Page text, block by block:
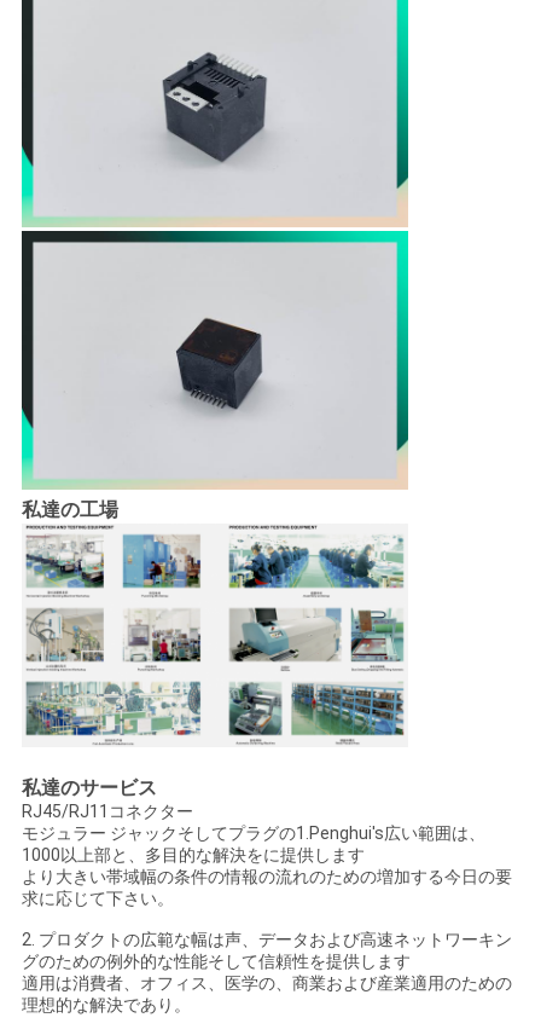
私達の工場
私達のサービス
RJ45/RJ11コネクター
モジュラー ジャックそしてプラグの1.Penghui's広い範囲は、
1000以上部と、多目的な解決をに提供します
より大きい帯域幅の条件の情報の流れのための増加する今日の要
求に応じて下さい。
2. プロダクトの広範な幅は声、データおよび高速ネットワーキン
グのための例外的な性能そして信頼性を提供します
適用は消費者、オフィス、医学の、商業および産業適用のための
理想的な解決であり。